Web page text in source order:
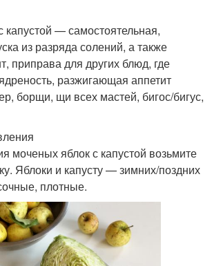
— самостоятельная,
из разряда солений, а также
приправа для других блюд, где
разжигающая аппетит
борщи, щи всех мастей, бигос/бигус,
моченых яблок с капустой возьмите
Яблоки и капусту — зимних/поздних
плотные.